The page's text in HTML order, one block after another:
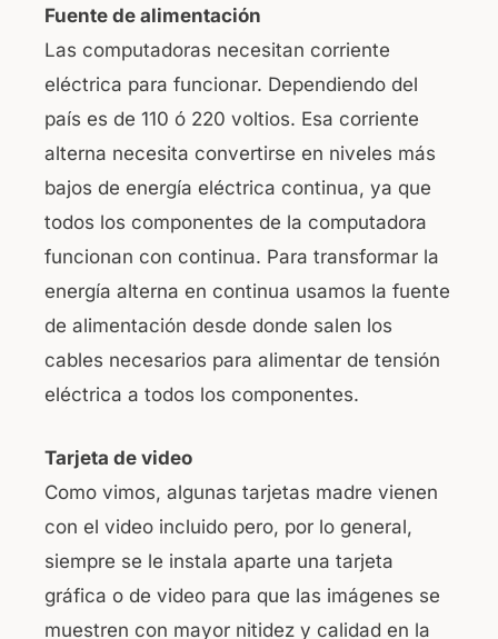
Fuente de alimentación
Las computadoras necesitan corriente
eléctrica para funcionar. Dependiendo del
país es de 110 ó 220 voltios. Esa corriente
alterna necesita convertirse en niveles más
bajos de energía eléctrica continua, ya que
todos los componentes de la computadora
funcionan con continua. Para transformar la
energía alterna en continua usamos la fuente
de alimentación desde donde salen los
cables necesarios para alimentar de tensión
eléctrica a todos los componentes.
Tarjeta de video
Como vimos, algunas tarjetas madre vienen
con el video incluido pero, por lo general,
siempre se le instala aparte una tarjeta
gráfica o de video para que las imágenes se
muestren con mayor nitidez y calidad en la